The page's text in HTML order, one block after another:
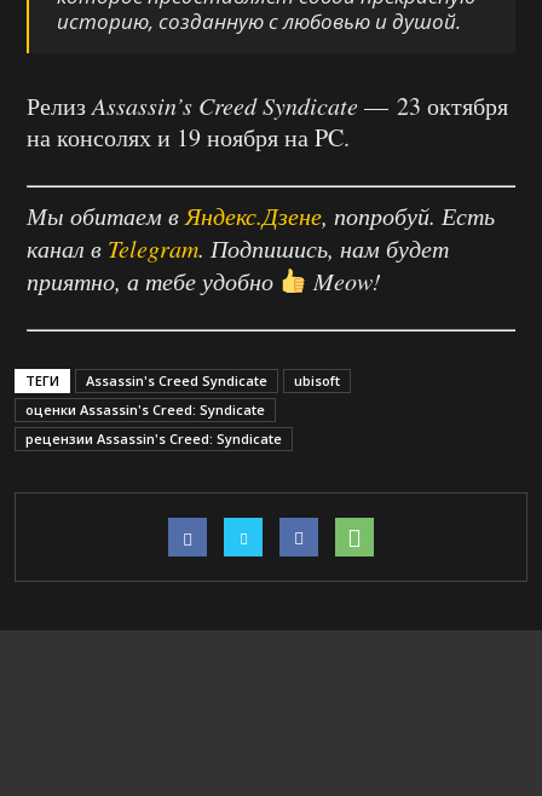
историю, созданную с любовью и душой.
РелизAssassin’s Creed Syndicate— 23 октября
на консолях и 19 ноября на PC.
Мы обитаем вЯндекс.Дзене, попробуй. Есть
канал в Telegram. Подпишись, нам будет
приятно, а тебе удобно
Meow!
ТЕГИ Assassin's Creed Syndicate
ubisoft
оценки Assassin's Creed: Syndicate
рецензии Assassin's Creed: Syndicate